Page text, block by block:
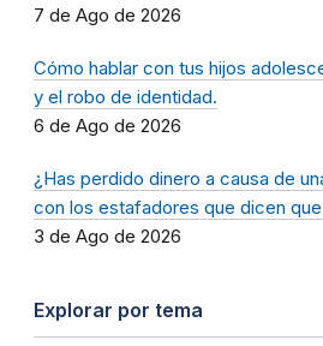
7 de Ago de 2026
Cómo hablar con tus hijos
y el robo de identidad.
6 de Ago de 2026
¿Has perdido dinero a causa de
con los estafadores que dicen
3 de Ago de 2026
Explorar por tema